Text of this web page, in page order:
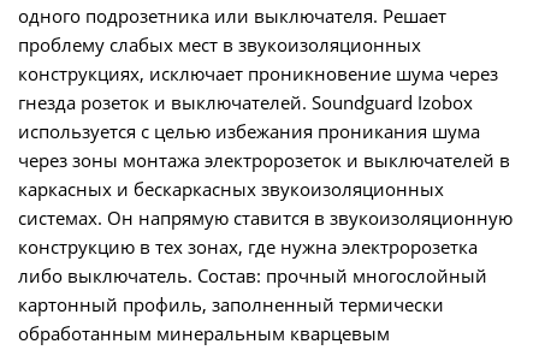
одного подрозетника или выключателя. Решает
проблему слабых мест в звукоизоляционных
конструкциях, исключает проникновение шума через
гнезда розеток и выключателей. Soundguard Izobox
используется с целью избежания проникания шума
через зоны монтажа электророзеток и выключателей в
каркасных и бескаркасных звукоизоляционных
системах. Он напрямую ставится в звукоизоляционную
конструкцию в тех зонах, где нужна электророзетка
либо выключатель. Состав: прочный многослойный
картонный профиль, заполненный термически
обработанным минеральным кварцевым